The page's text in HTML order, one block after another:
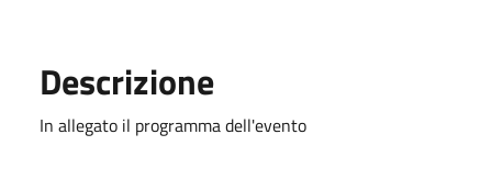
Descrizione
In allegato il programma dell'evento